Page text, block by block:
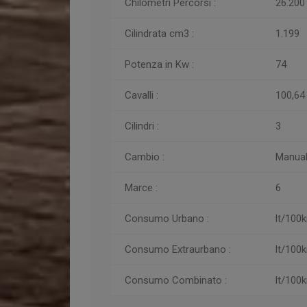
Chilometri Percorsi : 26.200
Cilindrata cm3 : 1.199
Potenza in Kw : 74
Cavalli : 100,64
Cilindri : 3
Cambio :
Marce : 6
Consumo Urbano : lt/
Consumo Extraurbano : lt/
Consumo Combinato : lt/